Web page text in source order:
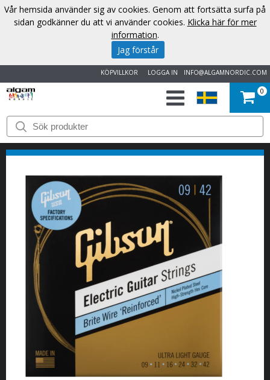
INFO@ALGAMNORDIC.COM
LOGGA IN
KÖPVILLKOR
START
VARUMÄRKEN
NYHETER
OM
OSS
KONTAKT
0
Vår hemsida använder sig av cookies. Genom att fortsätta surfa på
sidan godkänner du att vi använder cookies. Klicka här för mer
information.
Jag förstår